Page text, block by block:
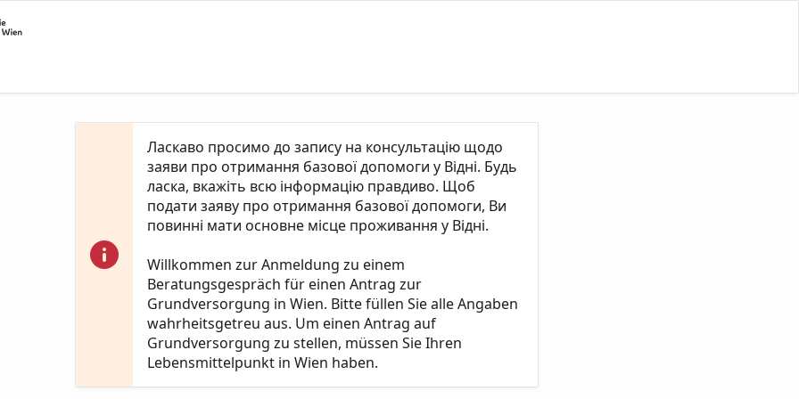
Ласкаво просимо до запису на консультацію щодо
заяви про отримання базової допомоги у Відні. Будь
ласка, вкажіть всю інформацію правдиво. Щоб
подати заяву про отримання базової допомоги, Ви
повинні мати основне місце проживання у Відні.
Willkommen zur Anmeldung zu einem
Beratungsgespräch für einen Antrag zur
Grundversorgung in Wien. Bitte füllen Sie alle Angaben
wahrheitsgetreu aus. Um einen Antrag auf
Grundversorgung zu stellen, müssen Sie Ihren
Lebensmittelpunkt in Wien haben.